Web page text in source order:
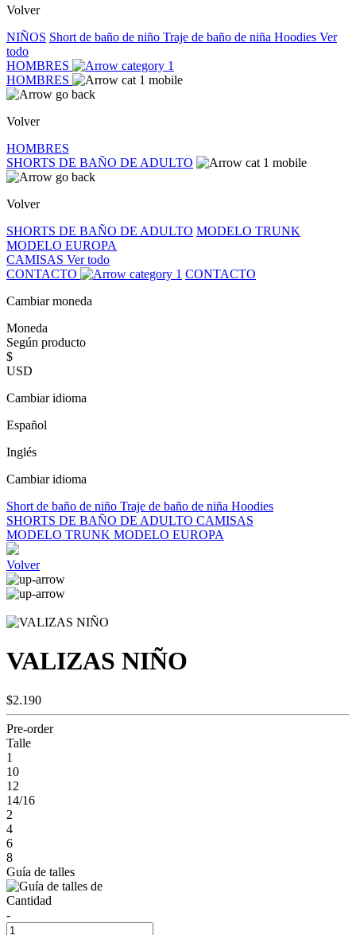
Volver
NIÑOS Short de baño de niño Traje de baño de niña Hoodies Ver
todo
HOMBRES
HOMBRES
Volver
HOMBRES
SHORTS DE BAÑO DE ADULTO
Volver
SHORTS DE BAÑO DE ADULTO MODELO TRUNK
MODELO EUROPA
CAMISAS Ver todo
CONTACTO
CONTACTO
Cambiar moneda
Moneda
Según producto
$
USD
Cambiar idioma
Español
Inglés
Cambiar idioma
Short de baño de niño Traje de baño de niña Hoodies
SHORTS DE BAÑO DE ADULTO CAMISAS
MODELO TRUNK MODELO EUROPA
Volver
VALIZAS NIÑO
$2.190
Pre-order
Talle
1
10
12
14/16
2
4
6
8
Guía de talles
Cantidad
-